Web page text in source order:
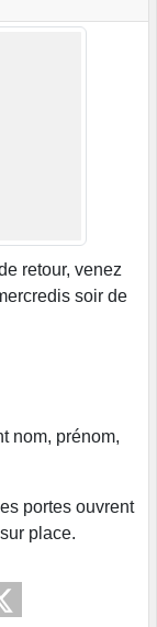
retour, venez
soir de
nom, prénom,
portes ouvrent
place.